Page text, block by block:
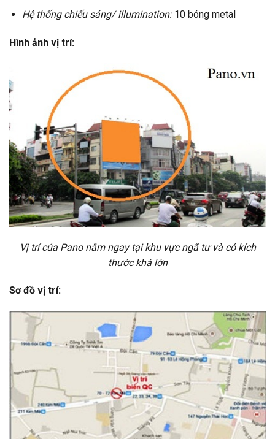
Hệ thống chiếu sáng/ illumination:10 bóng metal
Hình ảnh vị trí:
Vị trí của Pano nằm ngay tại khu vực ngã tư và có kích
thước khá lớn
Sơ đồ vị trí: